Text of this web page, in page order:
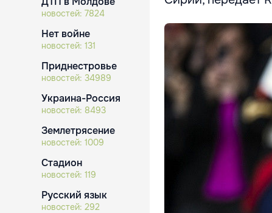
новостей: 7824
Нет войне
новостей: 131
Приднестровье
новостей: 34989
Украина-Россия
новостей: 8493
Землетрясение
новостей: 1009
Стадион
новостей: 119
Русский язык
новостей: 292